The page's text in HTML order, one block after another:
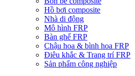
Hồ bơi composite
Nhà di động
Mô hình FRP
Bàn ghế FRP
Chậu hoa & bình hoa FRP
Điêu khắc & Trang trí FRP
Sản phẩm công nghiệp